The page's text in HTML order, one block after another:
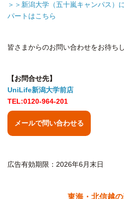
＞＞新潟大学（五十嵐キャンパス）
パートはこちら
皆さまからのお問い合わせをお待ち
【お問合せ先】
UniLife新潟大学前店
TEL:0120-964-201
メールで問い合わせる
広告有効期限：2026年6月末日
東海・北信越